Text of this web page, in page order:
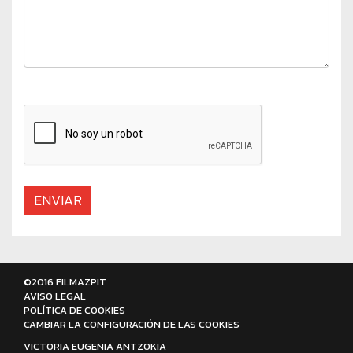
ENVIAR
©2016 FILMAZPIT
AVISO LEGAL
POLÍTICA DE COOKIES
CAMBIAR LA CONFIGURACIÓN DE LAS COOKIES
VICTORIA EUGENIA ANTZOKIA